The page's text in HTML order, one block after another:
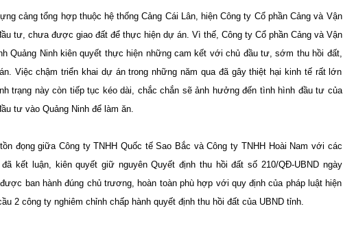
cảng tổng hợp thuộc hệ thống Cảng Cái Lân, hiện Công ty Cổ phần Cảng và Vận
tư, chưa được giao đất để thực hiện dự án. Vì thế, Công ty Cổ phần Cảng và Vận
Quảng Ninh kiên quyết thực hiện những cam kết với chủ đầu tư, sớm thu hồi đất,
Việc chậm triển khai dự án trong những năm qua đã gây thiệt hại kinh tế rất lớn
trạng này còn tiếp tục kéo dài, chắc chắn sẽ ảnh hưởng đến tình hình đầu tư của
tư vào Quảng Ninh để làm ăn.
đọng giữa Công ty TNHH Quốc tế Sao Bắc và Công ty TNHH Hoài Nam với các
kết luận, kiên quyết giữ nguyên Quyết định thu hồi đất số 210/QĐ-UBND ngày
ban hành đúng chủ trương, hoàn toàn phù hợp với quy định của pháp luật hiện
2 công ty nghiêm chỉnh chấp hành quyết định thu hồi đất của UBND tỉnh.